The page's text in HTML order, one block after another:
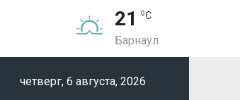
21
Барнаул
четверг, 6 августа, 2026